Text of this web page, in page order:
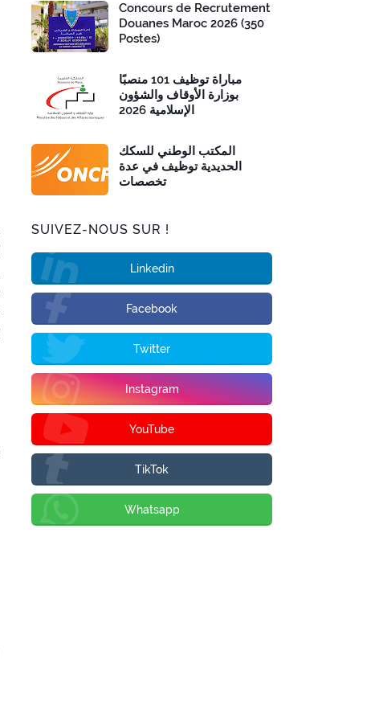
Concours de Recrutement
Douanes Maroc 2026 (350
Postes)
مباراة توظيف 101 منصبًا
بوزارة الأوقاف والشؤون
الإسلامية 2026
المكتب الوطني للسكك
الحديدية توظيف في عدة
تخصصات
SUIVEZ-NOUS SUR !
Linkedin
Facebook
Twitter
Instagram
YouTube
TikTok
Whatsapp